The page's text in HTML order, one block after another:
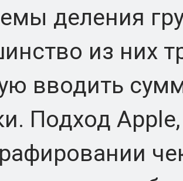
деления
из них
вводить
Подход